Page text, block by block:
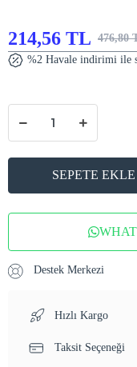
214,56 TL 476,80
%2 Havale indirimi ile
SEPETE EKLE
Destek Merkezi
Hızlı Kargo
Taksit Seçeneği